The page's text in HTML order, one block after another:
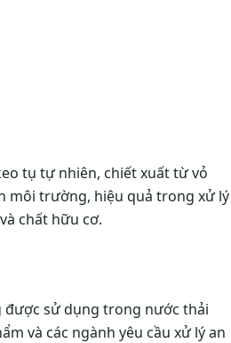
tụ tự nhiên, chiết xuất từ vỏ
môi trường, hiệu quả trong xử lý
chất hữu cơ.
được sử dụng trong nước thải
và các ngành yêu cầu xử lý an